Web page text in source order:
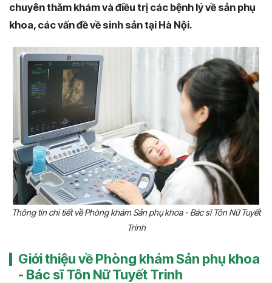
chuyên thăm khám và điều trị các bệnh lý về sản phụ
khoa, các vấn đề về sinh sản tại Hà Nội.
Thông tin chi tiết về Phòng khám Sản phụ khoa - Bác sĩ Tôn Nữ Tuyết
Trinh
Giới thiệu về Phòng khám Sản phụ khoa
- Bác sĩ Tôn Nữ Tuyết Trinh